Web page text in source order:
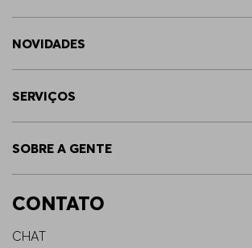
NOVIDADES
SERVIÇOS
SOBRE A GENTE
CONTATO
CHAT